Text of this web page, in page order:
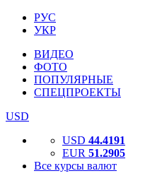
РУС
УКР
ВИДЕО
ФОТО
ПОПУЛЯРНЫЕ
СПЕЦПРОЕКТЫ
USD
USD 44.4191
EUR 51.2905
Все курсы валют